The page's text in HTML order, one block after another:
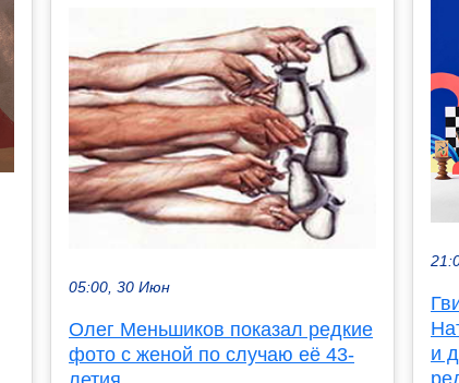
05:00, 30 Июн
Олег Меньшиков показал редкие
фото с женой по случаю её 43-
и